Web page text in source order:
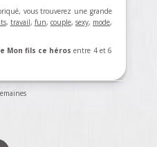
vous trouverez une grande
, travail, fun, couple, sexy, mode,
Mon fils ce hérosentre 4 et 6